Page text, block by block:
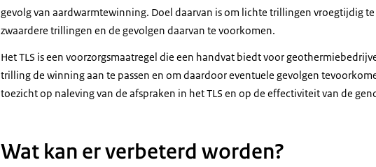
gevolg van aardwarmtewinning. Doel daarvan is om lichte trillingen vroegtijdig
zwaardere trillingen en de gevolgen daarvan te voorkomen.
Het TLS is een voorzorgsmaatregel die een handvat biedt voor
trilling de winning aan te passen en om daardoor eventuele gevolgen
toezicht op naleving van de afspraken in het TLS en op de effectiviteit van de
Wat kan er verbeterd worden?